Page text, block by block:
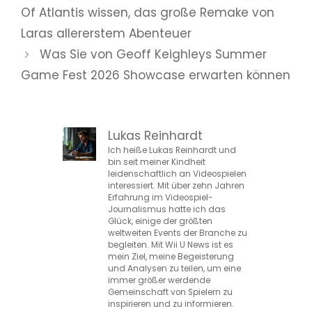
Of Atlantis wissen, das große Remake von
Laras allererstem Abenteuer
Was Sie von Geoff Keighleys Summer
Game Fest 2026 Showcase erwarten können
Lukas Reinhardt
Ich heiße Lukas Reinhardt und
bin seit meiner Kindheit
leidenschaftlich an Videospielen
interessiert. Mit über zehn Jahren
Erfahrung im Videospiel-
Journalismus hatte ich das
Glück, einige der größten
weltweiten Events der Branche zu
begleiten. Mit Wii U News ist es
mein Ziel, meine Begeisterung
und Analysen zu teilen, um eine
immer größer werdende
Gemeinschaft von Spielern zu
inspirieren und zu informieren.